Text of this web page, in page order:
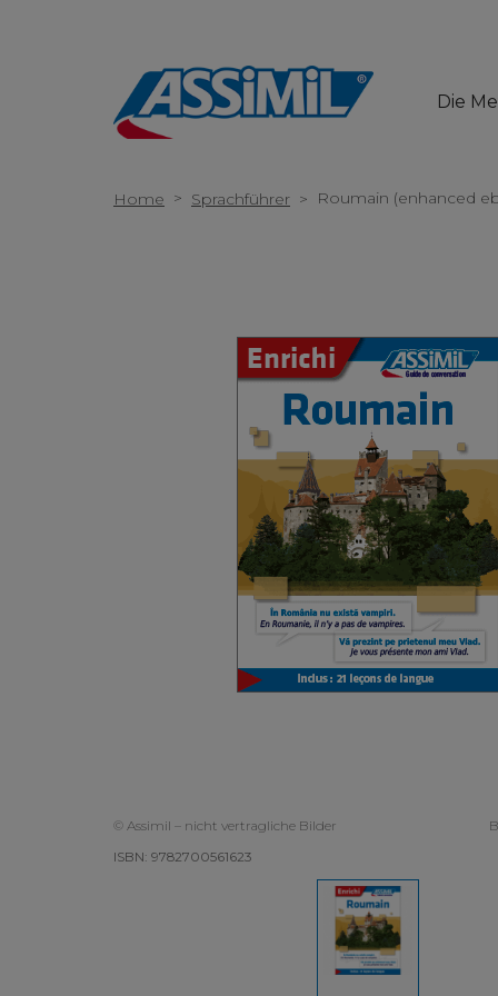
Die
Home > Sprachführer > Roumain (enhanced
© Assimil – nicht vertragliche Bilder
ISBN: 9782700561623